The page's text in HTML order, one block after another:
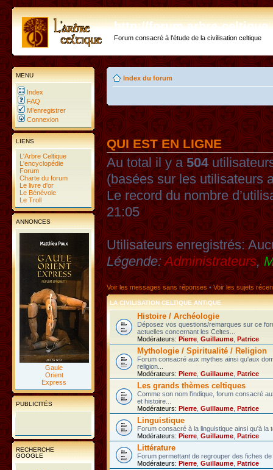
http://forum.arbre-
Forum consacré à l'étude de la civilisation celtique
MENU
Index
FAQ
M’enregistrer
Connexion
LIENS
L'Arbre Celtique
L'encyclopédie
Forum
Charte du forum
Le livre d'or
Le Bénévole
Le Troll
ANNONCES
Gaule
Orient
Express
PUBLICITÉS
RECHERCHE
GOOGLE
Index du forum
QUI EST EN LIGNE
Au total il y a504
(basées sur les utilisateurs
Le record du nombre
21:05
Utilisateurs enregistrés:
Légende:Administrateurs,
Voir les messages sans réponses•Voir les sujets
LA CIVILISATION CELTIQUE ANTIQUE
Histoire / Archéologie
Déposez vos questions/remarques sur ce
actuelles concernant les Celtes...
Modérateurs: Pierre Guillaume Patrice
Mythologie / Spiritualité / Religion
Forum consacré aux mythes ainsi qu'aux
religion...
Modérateurs: Pierre Guillaume Patrice
Les grands thèmes celtiques
Comme son nom l'indique, forum consacré
et histoire...
Modérateurs: Pierre Guillaume Patrice
Linguistique
Forum consacré à la linguistique ainsi qu'à la
Modérateurs: Pierre Guillaume Patrice
Littérature
Forum permettant de regrouper des fiches
Modérateurs: Pierre Guillaume Patrice